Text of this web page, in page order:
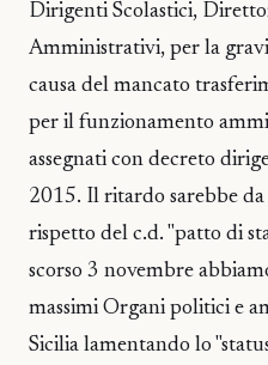
Dirigenti Scolastici,
Amministrativi, per la
causa del mancato
per il funzionamento
assegnati con decreto
2015. Il ritardo sarebbe
rispetto del c.d. "patto di
scorso 3 novembre
massimi Organi politici e
Sicilia lamentando lo